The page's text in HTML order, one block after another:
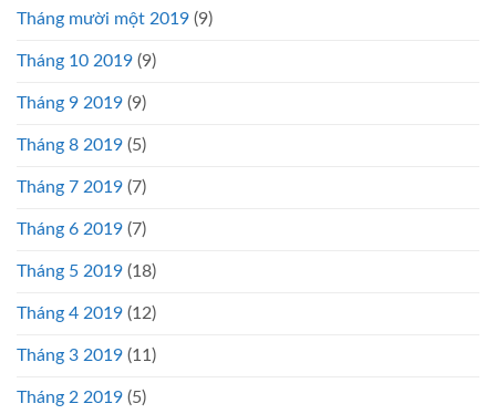
Tháng mười một 2019 (9)
Tháng 10 2019 (9)
Tháng 9 2019 (9)
Tháng 8 2019 (5)
Tháng 7 2019 (7)
Tháng 6 2019 (7)
Tháng 5 2019 (18)
Tháng 4 2019 (12)
Tháng 3 2019 (11)
Tháng 2 2019 (5)